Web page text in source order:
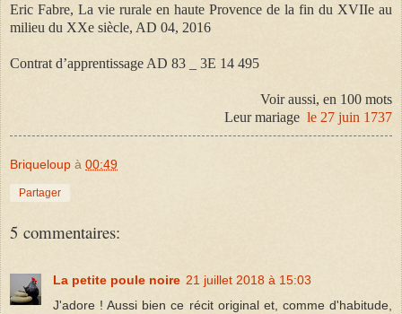
Eric Fabre, La vie rurale en haute Provence de la fin du XVIIe au
milieu du XXe siècle, AD 04, 2016
Contrat d’apprentissage AD 83 _ 3E 14 495
Voir aussi, en 100 mots
Leur mariage le 27 juin 1737
Briqueloup à 00:49
Partager
5 commentaires:
La petite poule noire 21 juillet 2018 à 15:03
J'adore ! Aussi bien ce récit original et, comme d'habitude,